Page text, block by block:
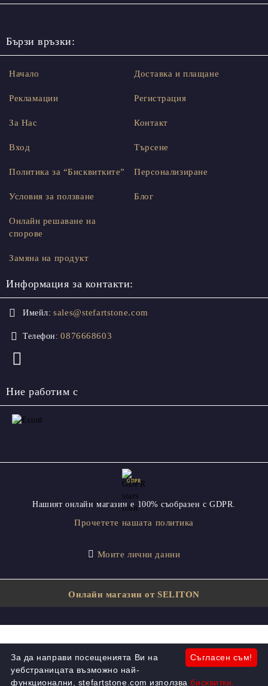
Бързи връзки:
Начало
Рекламации
За Нас
Вход
Доставка и плащане
Регистрация
Контакт
Търсене
Политика за “Бисквитките”
Условия за ползване
Онлайн решаване на
спорове
Замяна на продукт
Персонализиране
Блог
Информация за контакти:
Имейл: sales@stefartstone.com
Телефон: 0876668603
Ние работим с
GDPR
Нашият онлайн магазин е 100% съобразен с GDPR.
Прочетете нашата политика
Моите лични данни
Онлайн магазин от SELITON
Съгласен съм!
За да направи посещенията Ви на
уебстраницата възможно най-
функционални, stefartstone.com използвабисквитки.